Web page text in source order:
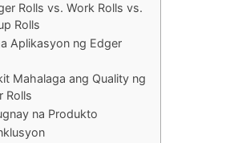
Rolls vs. Work Rolls vs.
Rolls
Aplikasyon ng Edger
Mahalaga ang Quality ng
Rolls
na Produkto